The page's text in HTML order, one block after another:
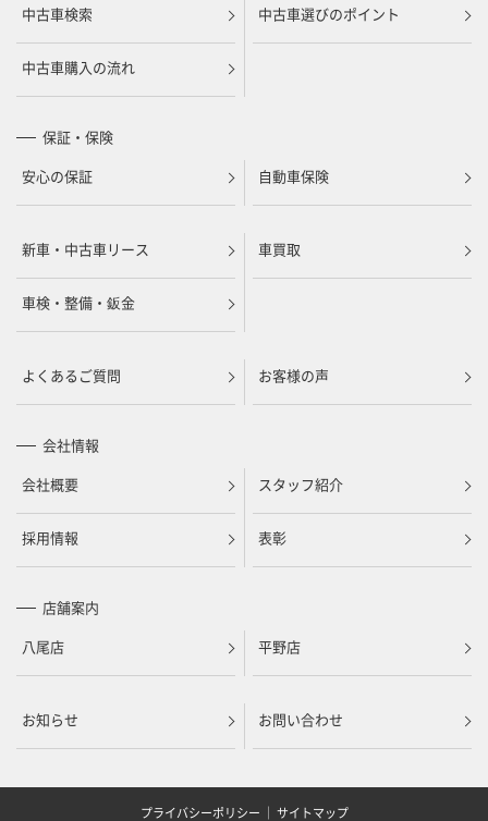
中古車検索
中古車選びのポイント
中古車購入の流れ
保証・保険
安心の保証
自動車保険
新車・中古車リース 車買取
車検・整備・鈑金
よくあるご質問 お客様の声
会社情報
会社概要
スタッフ紹介
採用情報 表彰
店舗案内
八尾店
平野店
お知らせ お問い合わせ
プライバシーポリシー ｜ サイトマップ